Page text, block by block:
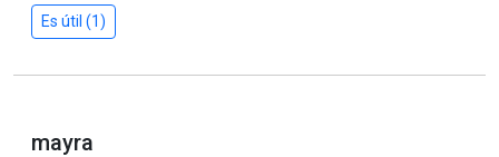
Es útil (1)
mayra